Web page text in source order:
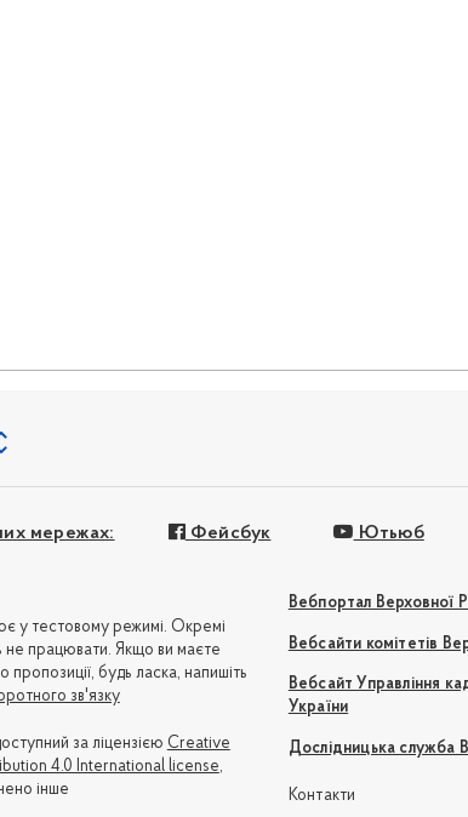
мережах: Фейсбук Ютьюб
Вебпортал Верховної
Вебсайти комітетів
Вебсайт Управління
України
Дослідницька служба
Контакти
у тестовому режимі. Окремі
не працювати. Якщо ви маєте
пропозиції, будь ласка, напишіть
зв'язку
за ліцензією Creative
4.0 International license,
інше